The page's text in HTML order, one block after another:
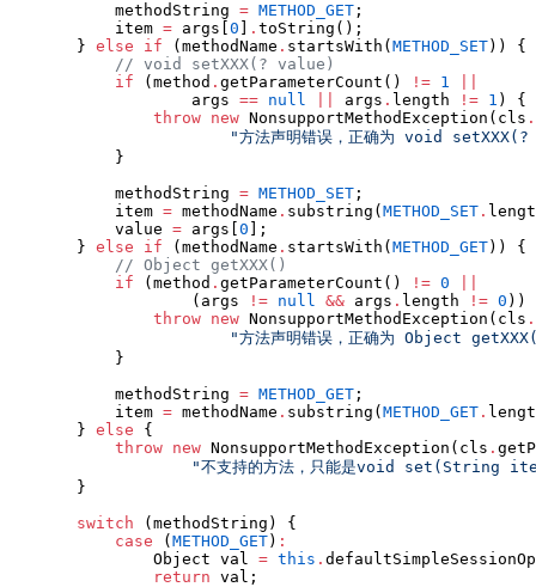
            methodString
= METHOD_GET ;
            item
= args[ 0 . toString();
        }
else if (methodName . startsWith( METHOD_SET)) {
// void setXXX(? value)
if (method . getParameterCount() != 1
                    args
== null args . length != 1 ) {
throw new NonsupportMethodException (cls .
"方法声明错误，正确为 void
            }
            methodString
= METHOD_SET ;
            item
= methodName . substring( METHOD_SET .
            value
= args[ 0 ];
        }
else if (methodName . startsWith( METHOD_GET)) {
// Object getXXX()
if (method . getParameterCount() != 0
                    (args
!= null && args . length != 0 ))
throw new NonsupportMethodException (cls .
"方法声明错误，正确为 Object
            }
            methodString
= METHOD_GET ;
            item
= methodName . substring( METHOD_GET .
        }
else {
throw new NonsupportMethodException (cls .
"不支持的方法，只能是void
        }
switch (methodString) {
case ( METHOD_GET) :
Object val = this .
return val;